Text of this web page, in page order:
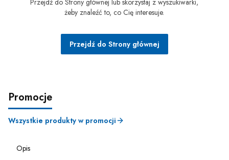
Przejdź do Strony głównej lub skorzystaj z wyszukiwarki,
żeby znaleźć to, co Cię interesuje.
Przejdź do Strony głównej
Promocje
Wszystkie produkty w promocji
Opis